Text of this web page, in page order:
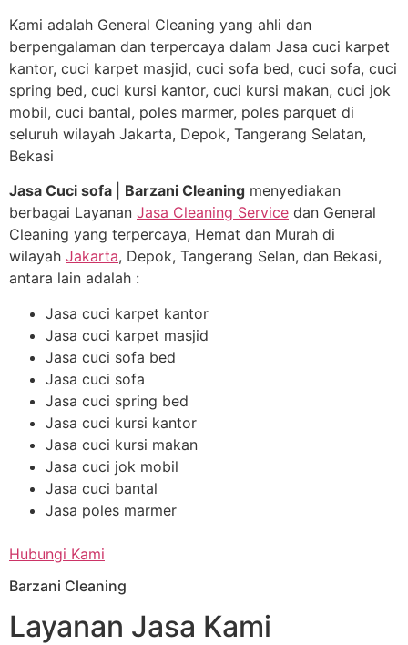
Kami adalah General Cleaning yang ahli dan
berpengalaman dan terpercaya dalam Jasa cuci karpet
kantor, cuci karpet masjid, cuci sofa bed, cuci sofa, cuci
spring bed, cuci kursi kantor, cuci kursi makan, cuci jok
mobil, cuci bantal, poles marmer, poles parquet di
seluruh wilayah Jakarta, Depok, Tangerang Selatan,
Bekasi
Jasa Cuci sofa
Barzani Cleaning menyediakan
berbagai Layanan Jasa Cleaning Service dan General
Cleaning yang terpercaya, Hemat dan Murah di
wilayah Jakarta, Depok, Tangerang Selan, dan Bekasi,
antara lain adalah :
Jasa cuci karpet kantor
Jasa cuci karpet masjid
Jasa cuci sofa bed
Jasa cuci sofa
Jasa cuci spring bed
Jasa cuci kursi kantor
Jasa cuci kursi makan
Jasa cuci jok mobil
Jasa cuci bantal
Jasa poles marmer
Hubungi Kami
Barzani Cleaning
Layanan Jasa Kami